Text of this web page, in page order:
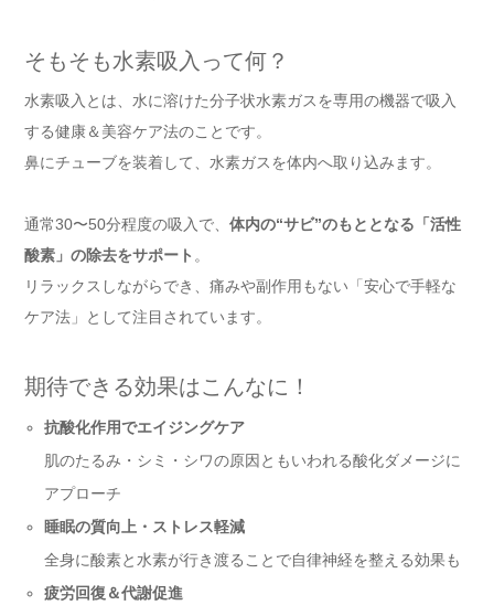
そもそも水素吸入って何？
水素吸入とは、水に溶けた分子状水素ガスを専用の機器で吸入
する健康＆美容ケア法のことです。
鼻にチューブを装着して、水素ガスを体内へ取り込みます。
通常30〜50分程度の吸入で、 体内の“サビ”のもととなる「活性
酸素」の除去をサポート 。
リラックスしながらでき、痛みや副作用もない「安心で手軽な
ケア法」として注目されています。
期待できる効果はこんなに！
抗酸化作用でエイジングケア
肌のたるみ・シミ・シワの原因ともいわれる酸化ダメージに
アプローチ
睡眠の質向上・ストレス軽減
全身に酸素と水素が行き渡ることで自律神経を整える効果も
疲労回復＆代謝促進